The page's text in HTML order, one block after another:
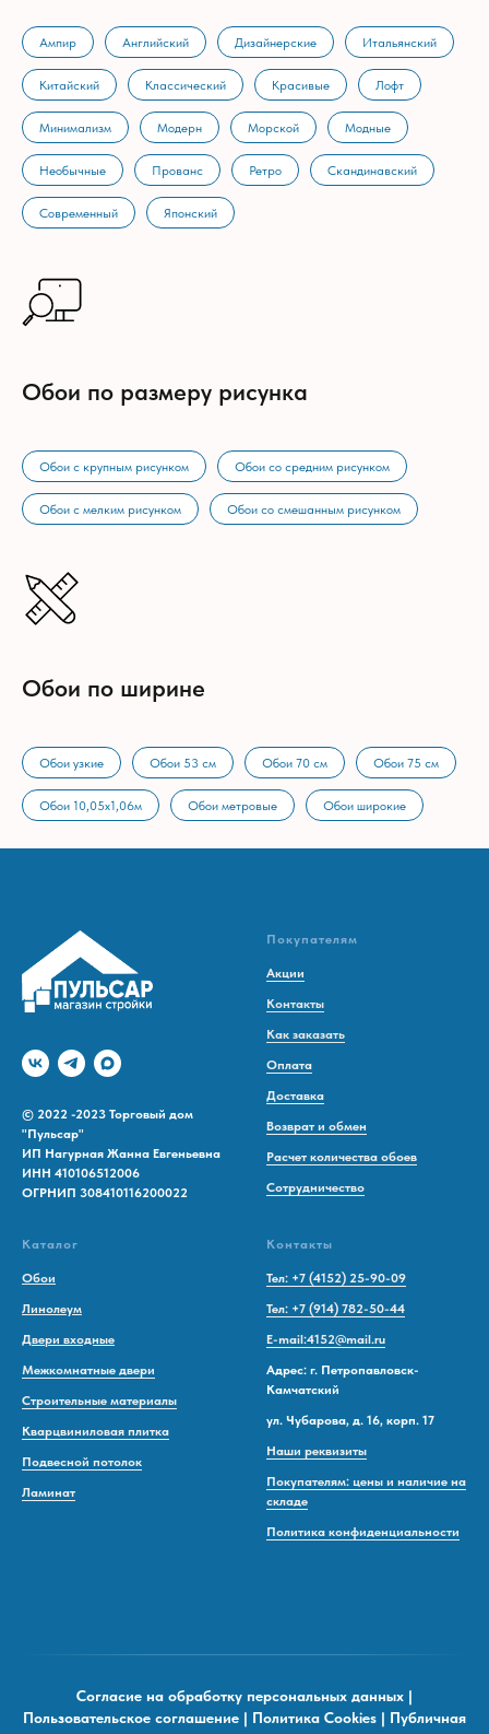
Ампир Английский Дизайнерские Итальянский
Китайский Классический Красивые Лофт
Минимализм Модерн Морской Модные
Необычные Прованс Ретро Скандинавский
Современный Японский
Обои по размеру рисунка
Обои с крупным рисунком Обои со средним рисунком
Обои с мелким рисунком Обои со смешанным рисунком
Обои по ширине
Обои узкие Обои 53 см Обои 70 см Обои 75 см
Обои 10,05х1,06м Обои метровые Обои широкие
© 2022 -2023 Торговый дом
"Пульсар"
ИП Нагурная Жанна Евгеньевна
ИНН 410106512006
ОГРНИП 308410116200022
Покупателям
Акции
Контакты
Как заказать
Оплата
Доставка
Возврат и обмен
Расчет количества обоев
Сотрудничество
Каталог
Обои
Линолеум
Двери входные
Межкомнатные двери
Строительные материалы
Кварцвиниловая плитка
Подвесной потолок
Ламинат
Контакты
Тел: +7 (4152) 25-90-09
Тел: +7 (914) 782-50-44
E-mail:4152@mail.ru
Адрес: г. Петропавловск-
Камчатский
ул. Чубарова, д. 16, корп. 17
Наши реквизиты
Покупателям: цены и наличие на
складе
Политика конфиденциальности
Согласие на обработку персональных данных |
Пользовательское соглашение | Политика Cookies | Публичная